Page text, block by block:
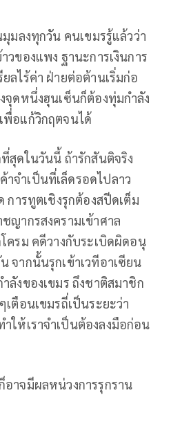
มลงทุกวัน คนเขมรรู้แล้วว่า
ของแพง ฐานะการเงินการ
ลไร้ค่า ฝ่ายต่อต้านเริ่มก่อ
จุดหนึ่งฮุนเซ็นก็ต้องทุ่มกำลัง
พื่อแก้วิกฤตจนได้
สุดในวันนี้ ถ้ารักสันติจริง
จำเป็นที่เล็ดรอดไปลาว
การทูตเชิงรุกต้องสปีดเต็ม
ญากรสงครามเข้าศาล
ครม คดีวางกับระเบิดผิดอนุ
จากนั้นรุกเข้าเวทีอาเซียน
ลังของเขมร ถึงชาติสมาชิก
ตือนเขมรถี่เป็นระยะว่า
ให้เราจำเป็นต้องลงมือก่อน
อาจมีผลหน่วงการรุกราน